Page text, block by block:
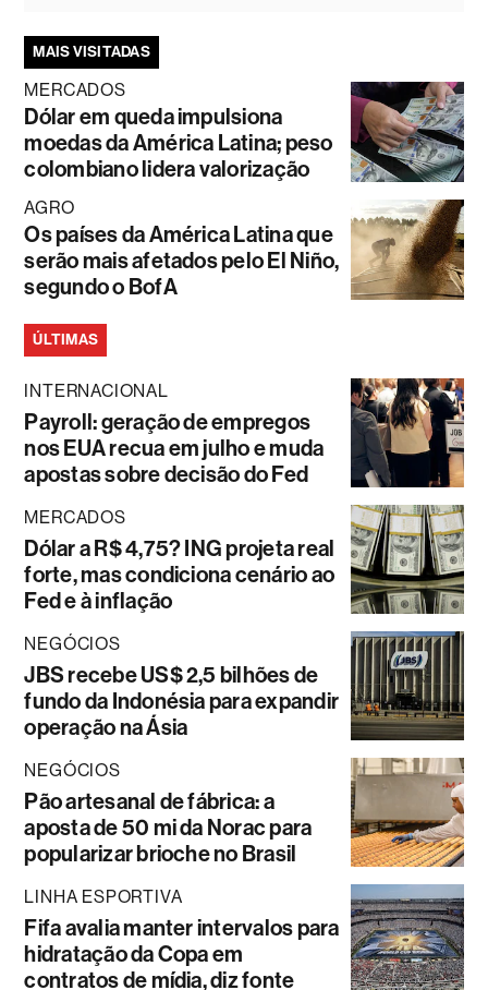
MAIS VISITADAS
MERCADOS
Dólar em queda impulsiona
moedas da América Latina; peso
colombiano lidera valorização
AGRO
Os países da América Latina que
serão mais afetados pelo El Niño,
segundo o BofA
ÚLTIMAS
INTERNACIONAL
Payroll: geração de empregos
nos EUA recua em julho e muda
apostas sobre decisão do Fed
MERCADOS
Dólar a R$ 4,75? ING projeta real
forte, mas condiciona cenário ao
Fed e à inflação
NEGÓCIOS
JBS recebe US$ 2,5 bilhões de
fundo da Indonésia para expandir
operação na Ásia
NEGÓCIOS
Pão artesanal de fábrica: a
aposta de 50 mi da Norac para
popularizar brioche no Brasil
LINHA ESPORTIVA
Fifa avalia manter intervalos para
hidratação da Copa em
contratos de mídia, diz fonte